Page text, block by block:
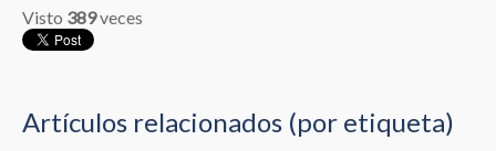
Visto 389veces
Artículos relacionados (por etiqueta)